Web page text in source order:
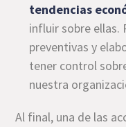
tendencias
influir sobre ellas.
preventivas y
tener control
nuestra
Al final, una de las